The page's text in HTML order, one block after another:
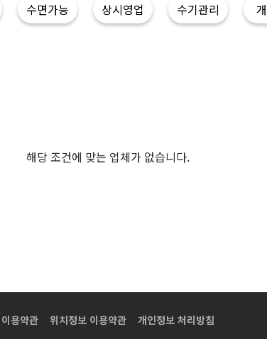
수면가능 상시영업 수기관리
해당 조건에 맞는 업체가 없습니다.
이용약관 위치정보 이용약관 개인정보 처리방침